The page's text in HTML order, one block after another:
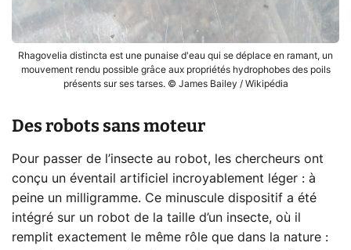
Rhagovelia distincta est une punaise d'eau qui se déplace en ramant, un
mouvement rendu possible grâce aux propriétés hydrophobes des poils
présents sur ses tarses. © James Bailey / Wikipédia
Des robots sans moteur
Pour passer de l’insecte au robot, les chercheurs ont
conçu un éventail artificiel incroyablement léger : à
peine un milligramme. Ce minuscule dispositif a été
intégré sur un robot de la taille d’un insecte, où il
remplit exactement le même rôle que dans la nature :